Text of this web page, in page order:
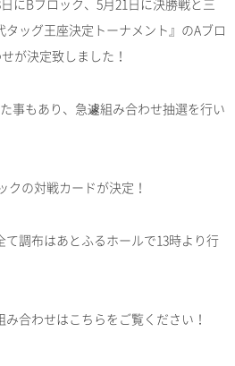
ッグ王座決定トーナメント』のAブロ
が決定致しました！
事もあり、急遽組み合わせ抽選を行い
クの対戦カードが決定！
て調布はあとふるホールで13時より行
合わせはこちらをご覧ください！